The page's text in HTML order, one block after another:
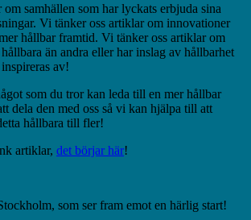
samhällen som har lyckats erbjuda sina
Vi tänker oss artiklar om innovationer
hållbar framtid. Vi tänker oss artiklar om
än andra eller har inslag av hållbarhet
av!
som du tror kan leda till en mer hållbar
dela den med oss så vi kan hjälpa till att
hållbara till fler!
artiklar, det börjar här!
som ser fram emot en härlig start!